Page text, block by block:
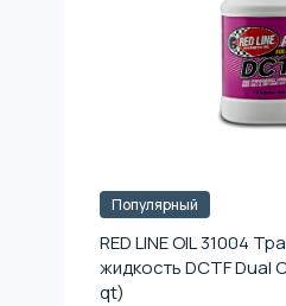
Популярный
RED LINE OIL 31004
жидкость DCTF Dual
qt)